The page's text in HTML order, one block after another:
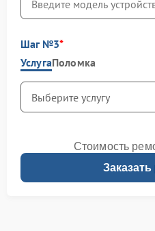
Шаг №3
УслугаПоломка
Стоимость